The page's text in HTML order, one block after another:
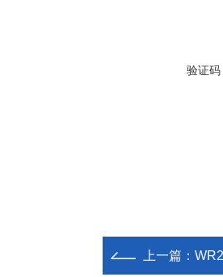
验证码
上一篇：